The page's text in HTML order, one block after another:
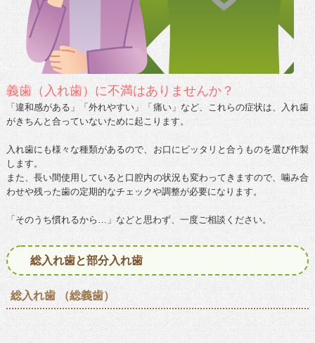
義歯（入れ歯）に不満はありませんか？
「違和感がある」「外れやすい」「痛い」など、これらの症状は、入れ歯
がきちんと合っていないために起こります。
入れ歯にも様々な種類があるので、お口にピッタリと合うものを選び作製
します。
また、長い間使用していると口腔内の状況も変わってきますので、噛み合
わせや残った歯の定期的なチェックや調整が必要になります。
「そのうち慣れるから…」などと思わず、一度ご相談ください。
総入れ歯と部分入れ歯
総入れ歯 （総義歯）